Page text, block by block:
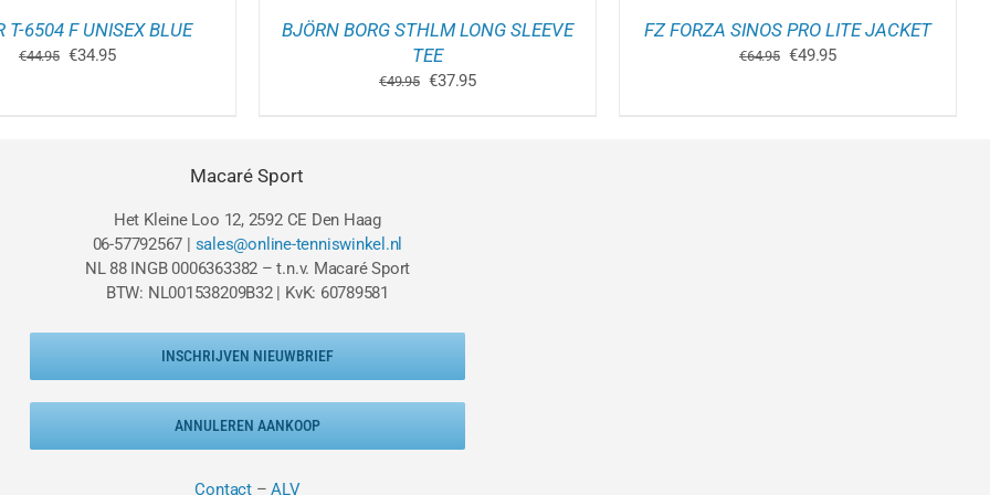
T-6504 F UNISEX BLUE
€44.95 Oorspronkelijke
€34.95Huidige
BJÖRN BORG STHLM LONG SLEEVE
TEE
€49.95 Oorspronkelijke
€37.95Huidige
FZ FORZA SINOS PRO LITE JACKET
€64.95 Oorspronkelijke
€49.95Huidige
Macaré Sport
Het Kleine Loo 12, 2592 CE Den Haag
06-57792567 | sales@online-tenniswinkel.nl
NL 88 INGB 0006363382 – t.n.v. Macaré Sport
BTW: NL001538209B32 | KvK: 60789581
INSCHRIJVEN NIEUWBRIEF
ANNULEREN AANKOOP
Contact–ALV